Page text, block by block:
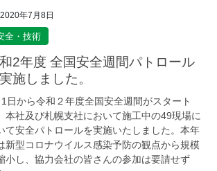
2020年7月8日
全・技術
2年度 全国安全週間パトロール
施しました。
日から令和２年度全国安全週間がスタート
本社及び札幌支社において施工中の49現場に
て安全パトロールを実施いたしました。本年
新型コロナウイルス感染予防の観点から規模
小し、協力会社の皆さんの参加は要請せず